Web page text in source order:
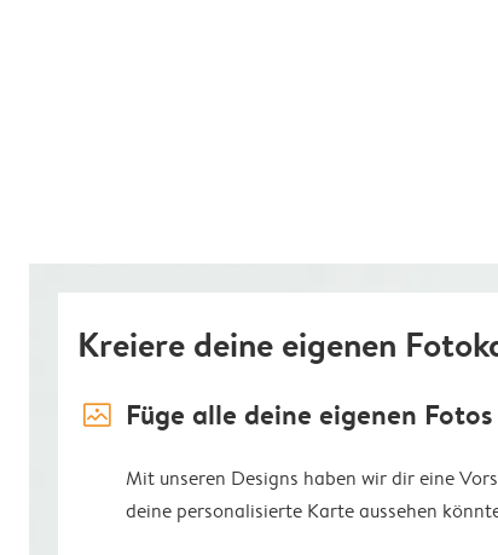
Kreiere deine eigenen
image_placeholder Füge alle deine eigenen
Mit unseren Designs haben wir dir eine
deine personalisierte Karte aussehen